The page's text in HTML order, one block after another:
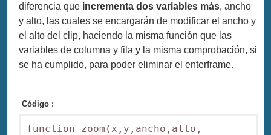
diferencia que incrementa dos variables más, ancho
y alto, las cuales se encargarán de modificar el ancho y
el alto del clip, haciendo la misma función que las
variables de columna y fila y la misma comprobación, si
se ha cumplido, para poder eliminar el enterframe.
Código :
function zoom(x,y,ancho,alto,